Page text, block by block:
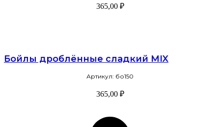
365,00 ₽
Бойлы дроблённые сладкий MIX
Артикул: бо150
365,00 ₽